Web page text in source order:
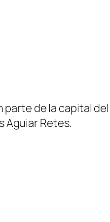
de la capital del
Aguiar Retes.